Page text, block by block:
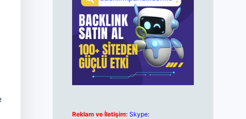
Reklam ve İletişim: Skype: